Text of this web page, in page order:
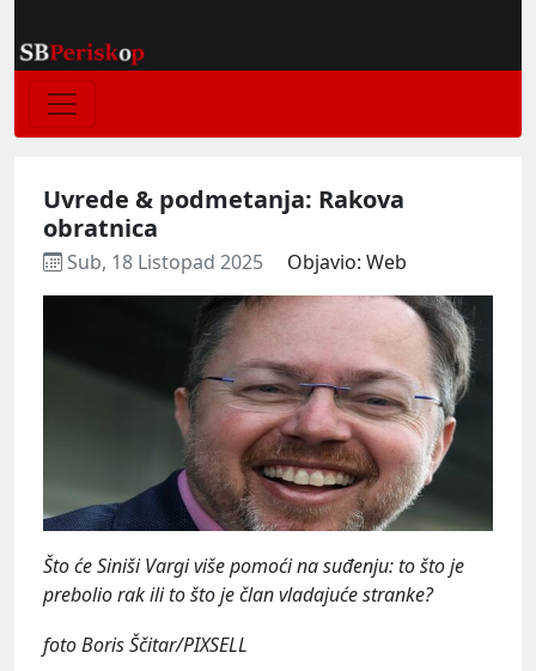
Uvrede & podmetanja: Rakova
obratnica
Sub, 18 Listopad 2025 Objavio: Web
Što će Siniši Vargi više pomoći na suđenju: to što je
prebolio rak ili to što je član vladajuće stranke?
foto Boris Ščitar/PIXSELL